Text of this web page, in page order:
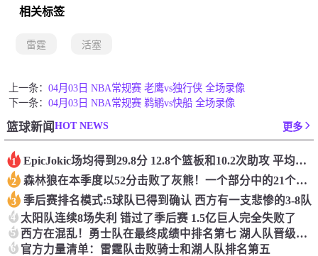
相关标签
雷霆 活塞
上一条： 04月03日 NBA常规赛 老鹰vs独行侠 全场录像
下一条： 04月03日 NBA常规赛 鹈鹕vs快船 全场录像
篮球新闻HOT NEWS 更多
1 Epic️Jokic场均得到29.8分 12.8个篮板和10.2次助攻 平均三双很容易吗？
2 森林狼在本季度以52分击败了灰熊！一个部分中的21个中有18个！骑着摇头丸的战士第六 湖船不舒服
3 季后赛排名模式:5球队已得到确认 西方有一支悲惨的3-8队
4 太阳队连续8场失利 错过了季后赛 1.5亿巨人完全失败了
5 西方在混乱！勇士队在最终成绩中排名第七 湖人队晋级季后赛 火箭向快船送了礼物
6 官方力量清单：雷霆队击败骑士和湖人队排名第五